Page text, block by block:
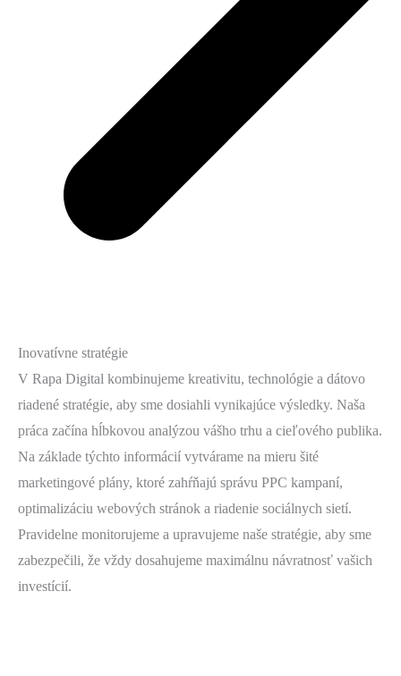
Inovatívne stratégie
V Rapa Digital kombinujeme kreativitu, technológie a dátovo
riadené stratégie, aby sme dosiahli vynikajúce výsledky. Naša
práca začína hĺbkovou analýzou vášho trhu a cieľového publika.
Na základe týchto informácií vytvárame na mieru šité
marketingové plány, ktoré zahŕňajú správu PPC kampaní,
optimalizáciu webových stránok a riadenie sociálnych sietí.
Pravidelne monitorujeme a upravujeme naše stratégie, aby sme
zabezpečili, že vždy dosahujeme maximálnu návratnosť vašich
investícií.